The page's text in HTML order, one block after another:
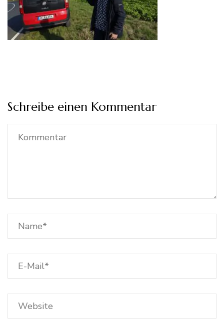
Schreibe einen Kommentar